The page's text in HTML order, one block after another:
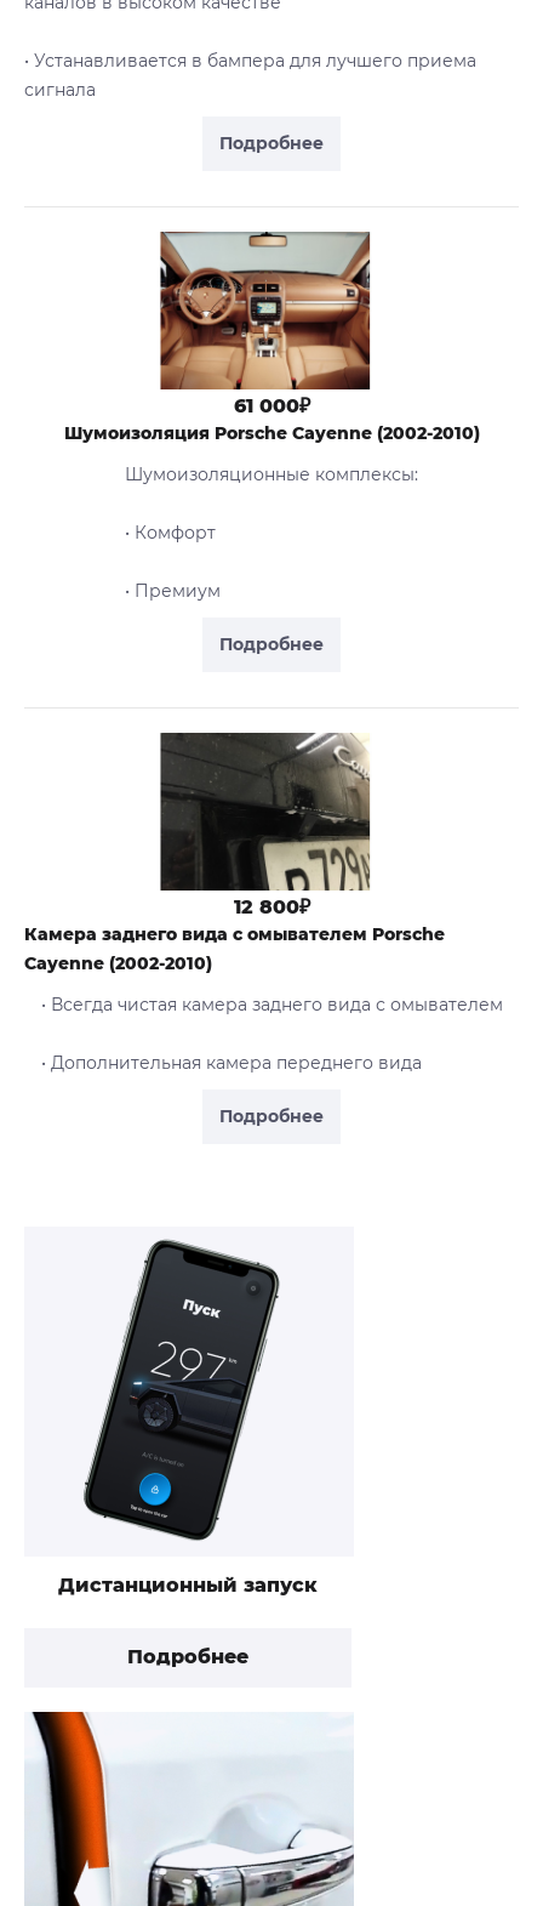
Подробнее
• Устанавливается в бампера для лучшего приема
сигнала
Подробнее
61 000₽
Шумоизоляция Porsche Cayenne (2002-2010)
Шумоизоляционные комплексы:
• Комфорт
• Премиум
Подробнее
12 800₽
Камера заднего вида с омывателем Porsche
Cayenne (2002-2010)
• Всегда чистая камера заднего вида с омывателем
• Дополнительная камера переднего вида
Дистанционный запуск
Подробнее